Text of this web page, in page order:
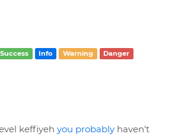
Success Info Warning Danger
keffiyeh you probably haven't